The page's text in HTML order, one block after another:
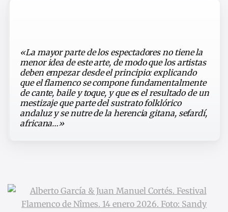
«La mayor parte de los espectadores no tiene la
menor idea de este arte, de modo que los artistas
deben empezar desde el principio: explicando
que el flamenco se compone fundamentalmente
de cante, baile y toque, y que es el resultado de un
mestizaje que parte del sustrato folklórico
andaluz y se nutre de la herencia gitana, sefardí,
africana…»